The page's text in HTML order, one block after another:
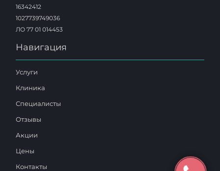
16342412
1027739749036
ЛО 77 01 014453
Навигация
Услуги
Клиника
Специалисты
Отзывы
Акции
Цены
Контакты